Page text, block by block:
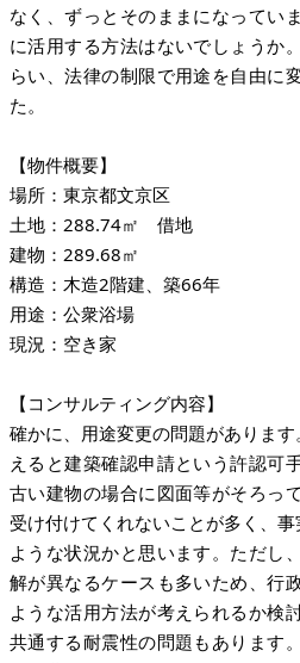
なく、ずっとそのままになってい
に活用する方法はないでしょうか
らい、法律の制限で用途を自由に
た。
【物件概要】
場所：東京都文京区
土地：288.74㎡ 借地
建物：289.68㎡
構造：木造2階建、築66年
用途：公衆浴場
現況：空き家
【コンサルティング内容】
確かに、用途変更の問題がありま
えると建築確認申請という許認可
古い建物の場合に図面等がそろっ
受け付けてくれないことが多く、
ような状況かと思います。ただし
解が異なるケースも多いため、行
ような活用方法が考えられるか検
共通する耐震性の問題もあります